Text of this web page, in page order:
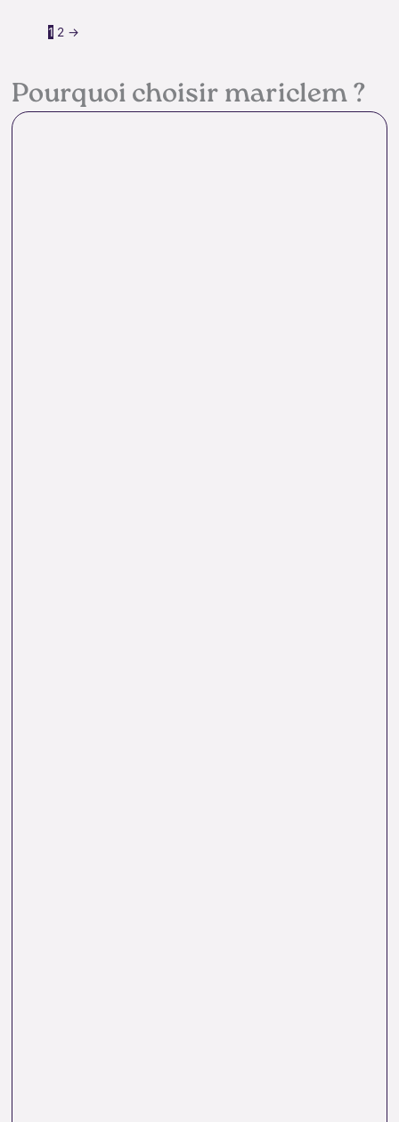
1 2 →
Pourquoi choisir mariclem ?